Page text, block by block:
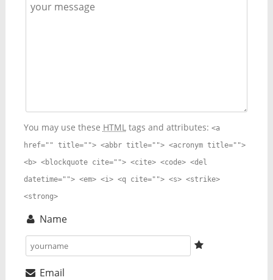
You may use these HTMLtags and attributes: <a
href="" title=""> <abbr title=""> <acronym title="">
<b> <blockquote cite=""> <cite> <code> <del
datetime=""> <em> <i> <q cite=""> <s> <strike>
<strong>
Name
Email